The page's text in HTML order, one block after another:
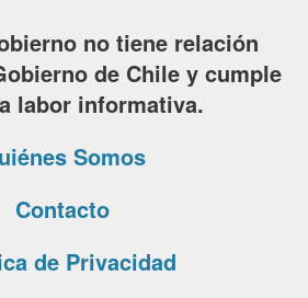
no tiene relación
de Chile y cumple
labor informativa.
Somos
Contacto
de Privacidad